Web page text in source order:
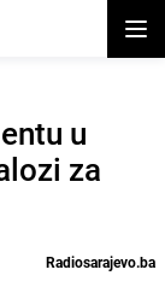
u
za
Radiosarajevo.ba